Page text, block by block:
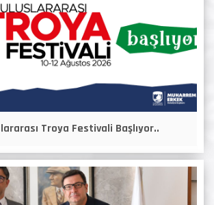
Troya Festivali Başlıyor..